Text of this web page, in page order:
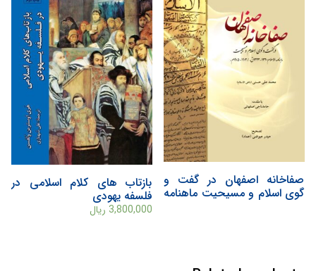
صفاخانه اصفهان در گفت و
گوی اسلام و مسیحیت ماهنامه
بازتاب های کلام اسلامی در
فلسفه یهودی
3,800,000 ریال